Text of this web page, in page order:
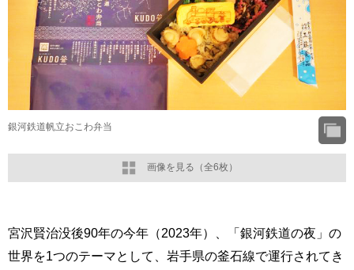
画像を見る（全6枚）
銀河鉄道帆立おこわ弁当
宮沢賢治没後90年の今年（2023年）、「銀河鉄道の夜」の
世界を1つのテーマとして、岩手県の釜石線で運行されてき